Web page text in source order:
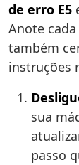
de erro E5
Anote
também
instruções
sua
passo